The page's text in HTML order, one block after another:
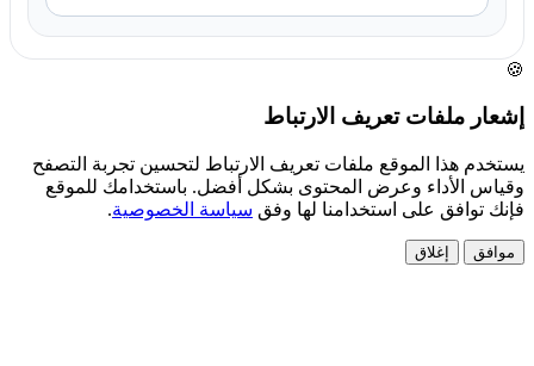
🍪
إشعار ملفات تعريف الارتباط
يستخدم هذا الموقع ملفات تعريف الارتباط لتحسين تجربة التصفح
وقياس الأداء وعرض المحتوى بشكل أفضل. باستخدامك للموقع
فإنك توافق على استخدامنا لها وفق سياسة الخصوصية.
موافق إغلاق